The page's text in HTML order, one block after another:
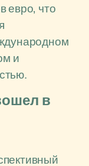
евро, что
и
в